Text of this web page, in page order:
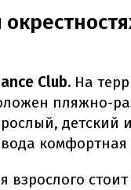
Club. На
пляжно-
детский
взрослого